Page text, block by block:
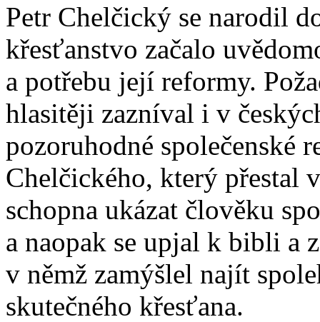
Petr Chelčický se narodil
křesťanstvo začalo
a potřebu její reformy.
hlasitěji zazníval i v
pozoruhodné společenské
Chelčického, který přestal
schopna ukázat člověku
a naopak se upjal k bibli a
v němž zamýšlel najít
skutečného křesťana.